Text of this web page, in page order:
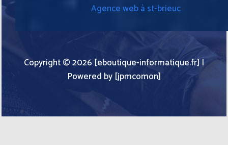
Agence web à st-brieuc
Copyright © 2026 [eboutique-informatique.fr] |
Powered by [jpmcomon]